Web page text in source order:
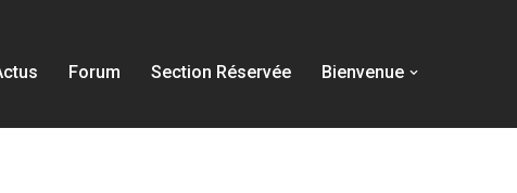
Forum Section Réservée Bienvenue